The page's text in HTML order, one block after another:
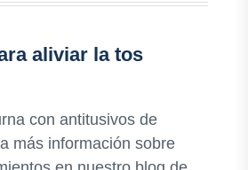
aliviar la tos
con antitusivos de
más información sobre